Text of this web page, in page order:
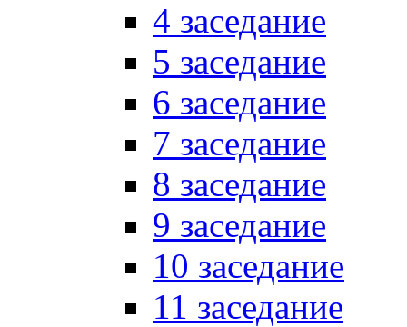
4 заседание
5 заседание
6 заседание
7 заседание
8 заседание
9 заседание
10 заседание
11 заседание